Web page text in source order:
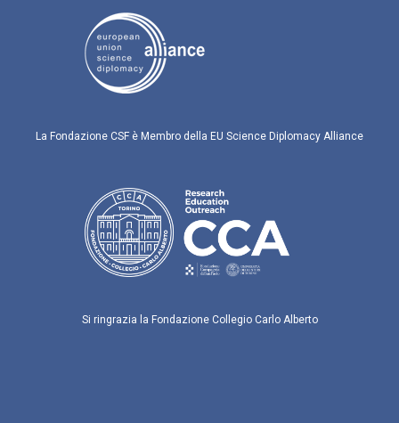
La Fondazione CSF è Membro della EU Science Diplomacy Alliance
Si ringrazia la Fondazione Collegio Carlo Alberto